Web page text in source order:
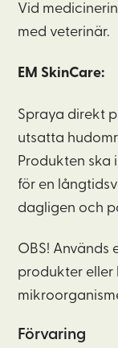
Vid
med veterinär.
EM SkinCare:
Spraya direkt
utsatta
Produkten ska
för en
dagligen och
OBS!
produkter eller
Förvaring